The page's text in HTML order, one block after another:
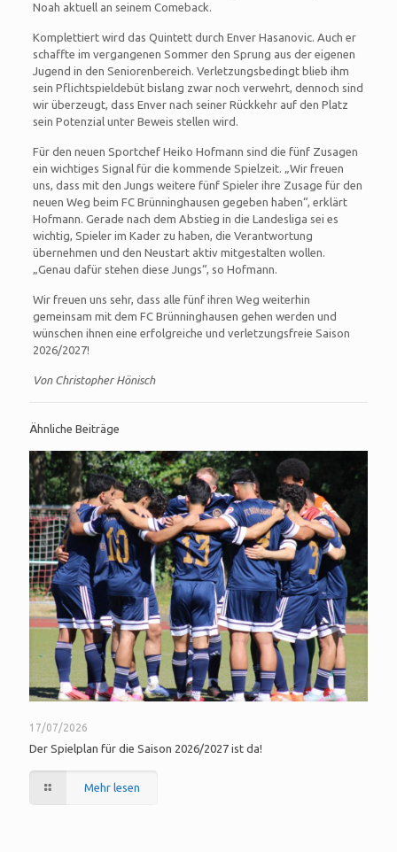
Noah aktuell an seinem Comeback.
Komplettiert wird das Quintett durch Enver Hasanovic. Auch er
schaffte im vergangenen Sommer den Sprung aus der eigenen
Jugend in den Seniorenbereich. Verletzungsbedingt blieb ihm
sein Pflichtspieldebüt bislang zwar noch verwehrt, dennoch sind
wir überzeugt, dass Enver nach seiner Rückkehr auf den Platz
sein Potenzial unter Beweis stellen wird.
Für den neuen Sportchef Heiko Hofmann sind die fünf Zusagen
ein wichtiges Signal für die kommende Spielzeit. „Wir freuen
uns, dass mit den Jungs weitere fünf Spieler ihre Zusage für den
neuen Weg beim FC Brünninghausen gegeben haben“, erklärt
Hofmann. Gerade nach dem Abstieg in die Landesliga sei es
wichtig, Spieler im Kader zu haben, die Verantwortung
übernehmen und den Neustart aktiv mitgestalten wollen.
„Genau dafür stehen diese Jungs“, so Hofmann.
Wir freuen uns sehr, dass alle fünf ihren Weg weiterhin
gemeinsam mit dem FC Brünninghausen gehen werden und
wünschen ihnen eine erfolgreiche und verletzungsfreie Saison
2026/2027!
Von Christopher Hönisch
Ähnliche Beiträge
17/07/2026
Der Spielplan für die Saison 2026/2027 ist da!
Mehr lesen